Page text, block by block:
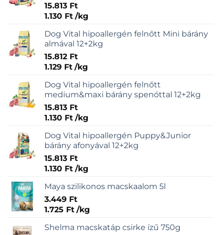
15.813 Ft
1.130 Ft /kg
Dog Vital hipoallergén felnőtt Mini bárány
almával 12+2kg
15.812 Ft
1.129 Ft /kg
Dog Vital hipoallergén felnőtt
medium&maxi bárány spenóttal 12+2kg
15.813 Ft
1.130 Ft /kg
Dog Vital hipoallergén Puppy&Junior
bárány afonyával 12+2kg
15.813 Ft
1.130 Ft /kg
Maya szilikonos macskaalom 5l
3.449 Ft
1.725 Ft /kg
Shelma macskatáp csirke ízű 750g